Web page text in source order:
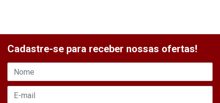
Cadastre-se para receber nossas ofertas!